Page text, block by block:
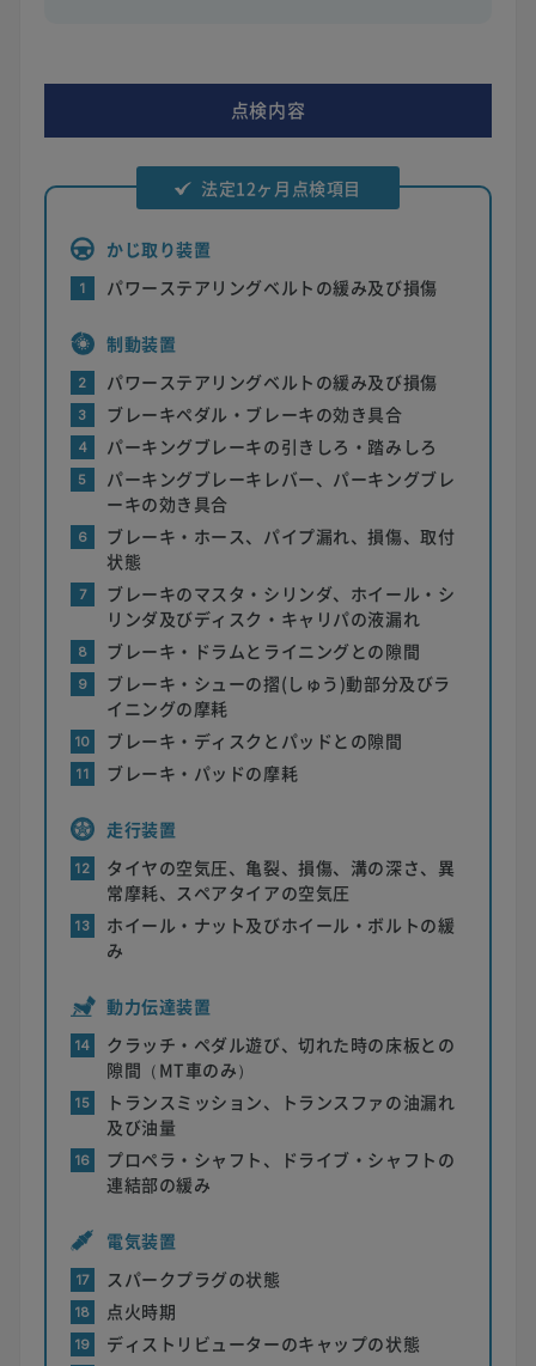
点検内容
法定12ヶ月点検項目
かじ取り装置
1 パワーステアリングベルトの緩み及び損傷
制動装置
2 パワーステアリングベルトの緩み及び損傷
3 ブレーキペダル・ブレーキの効き具合
4 パーキングブレーキの引きしろ・踏みしろ
5
パーキングブレーキレバー、パーキングブレ
ーキの効き具合
6
ブレーキ・ホース、パイプ漏れ、損傷、取付
状態
7
ブレーキのマスタ・シリンダ、ホイール・シ
リンダ及びディスク・キャリパの液漏れ
8 ブレーキ・ドラムとライニングとの隙間
9
ブレーキ・シューの摺(しゅう)動部分及びラ
イニングの摩耗
10 ブレーキ・ディスクとパッドとの隙間
11 ブレーキ・パッドの摩耗
走行装置
12
タイヤの空気圧、亀裂、損傷、溝の深さ、異
常摩耗、スペアタイアの空気圧
13
ホイール・ナット及びホイール・ボルトの緩
み
動力伝達装置
14
クラッチ・ペダル遊び、切れた時の床板との
隙間（MT車のみ）
15
トランスミッション、トランスファの油漏れ
及び油量
16
プロペラ・シャフト、ドライブ・シャフトの
連結部の緩み
電気装置
17 スパークプラグの状態
18 点火時期
19
ディストリビューターのキャップの状態